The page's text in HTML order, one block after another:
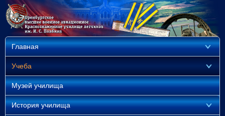
Главная
Учеба
Музей училища
История училища